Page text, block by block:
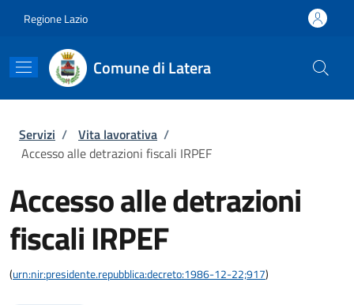
Regione Lazio
Comune di Latera
Briciole di pane
Servizi / Vita lavorativa /
Accesso alle detrazioni fiscali IRPEF
Accesso alle detrazioni
fiscali IRPEF
(urn:nir:presidente.repubblica:decreto:1986-12-22;917)